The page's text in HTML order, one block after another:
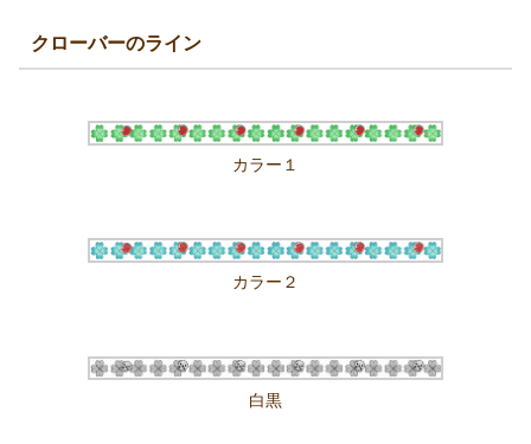
クローバーのライン
カラー１
カラー２
白黒